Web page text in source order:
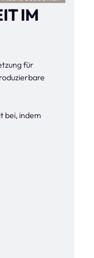
IM
für
bei, indem